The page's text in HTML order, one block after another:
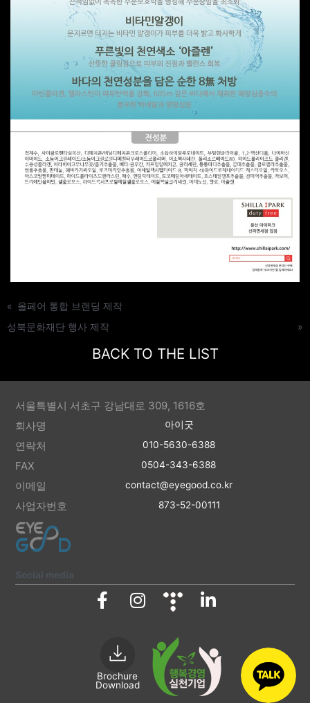
« 올페어 통합 브랜딩 제작
성북문화재단 행사 제작
»
BACK TO THE LIST
서울특별시 서초구 강남대로 309, 1616호
회사명
아이굿
연락처 010-5630-6388
FAX 0504-343-6388
이메일 contact@eyegood.co.kr
사업자번호 873-52-00111
Social media
Brochure
Download